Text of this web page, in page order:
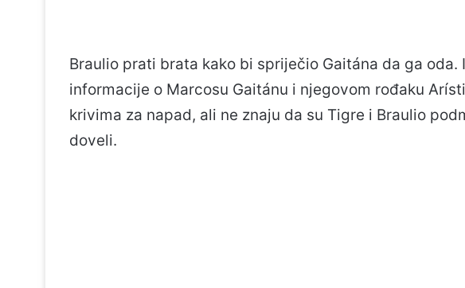
Braulio prati brata kako bi spriječio Gaitána da ga
informacije o Marcosu Gaitánu i njegovom rođaku
krivima za napad, ali ne znaju da su Tigre i Braulio
doveli.